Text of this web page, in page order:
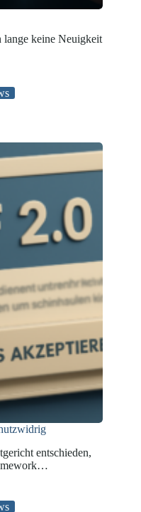
lange keine Neuigkeit
entschieden,